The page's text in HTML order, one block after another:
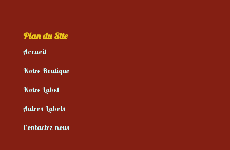
Plan du Site
Accueil
Notre Boutique
Notre Label
Autres Labels
Contactez-nous